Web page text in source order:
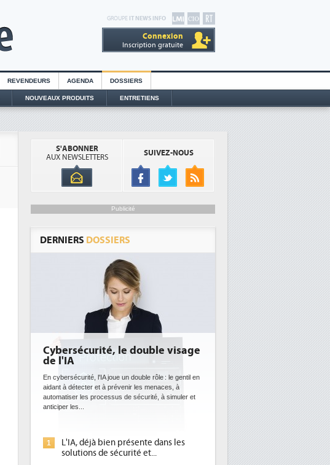
GROUPE IT NEWS INFO
Connexion
Inscription gratuite
REVENDEURS AGENDA DOSSIERS
NOUVEAUX PRODUITS ENTRETIENS
S'ABONNER
AUX NEWSLETTERS
SUIVEZ-NOUS
Publicité
DERNIERS DOSSIERS
Cybersécurité, le double visage
En cybersécurité, l'IA joue un double rôle : le gentil en
aidant à détecter et à prévenir les menaces, à
automatiser les processus de sécurité, à simuler et
L'IA, déjà bien présente dans les
solutions de sécurité et...
DEE: l'efficacité
ce que recherchent les pouvoirs publics